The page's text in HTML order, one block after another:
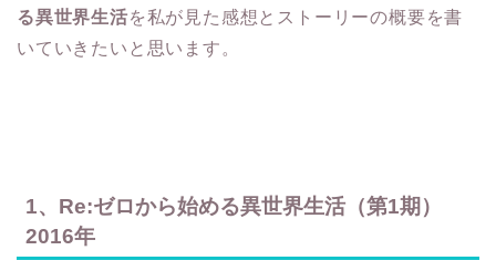
る異世界生活を私が見た感想とストーリーの概要を書
いていきたいと思います。
1、Re:ゼロから始める異世界生活（第1期）
2016年